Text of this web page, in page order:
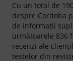
Cu un total de
despre Cordoba
de informaţii
următoarele 836
recenzi ale
testelor din